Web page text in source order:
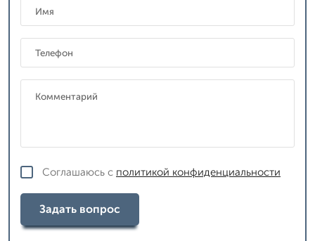
Соглашаюсь с политикой конфиденциальности
Задать вопрос